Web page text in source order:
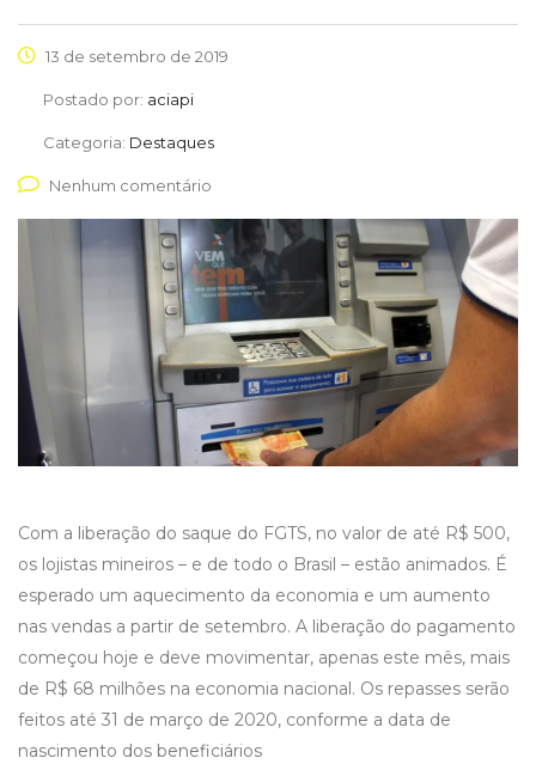
13 de setembro de 2019
Postado por: aciapi
Categoria: Destaques
Nenhum comentário
Com a liberação do saque do FGTS, no valor de até R$ 500,
os lojistas mineiros – e de todo o Brasil – estão animados. É
esperado um aquecimento da economia e um aumento
nas vendas a partir de setembro. A liberação do pagamento
começou hoje e deve movimentar, apenas este mês, mais
de R$ 68 milhões na economia nacional. Os repasses serão
feitos até 31 de março de 2020, conforme a data de
nascimento dos beneficiários